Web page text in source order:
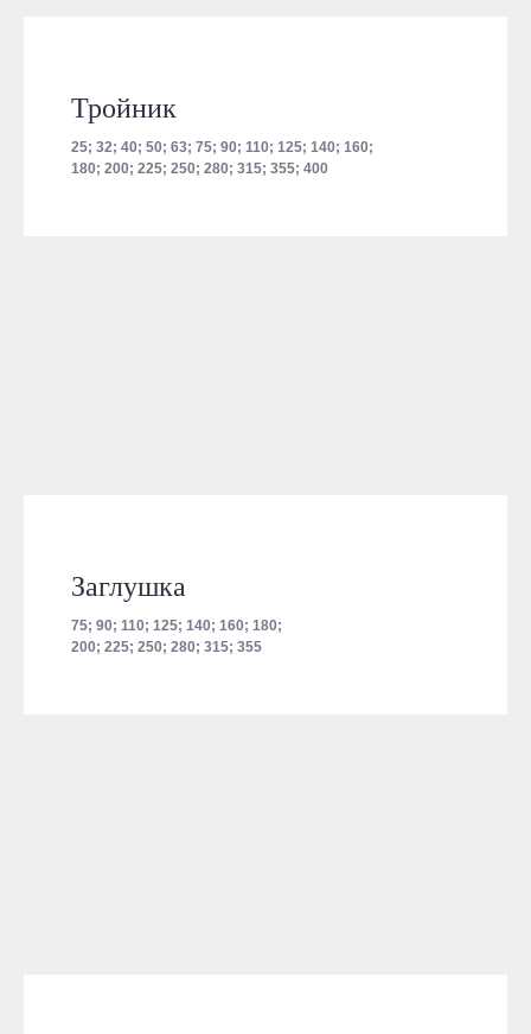
Тройник
25; 32; 40; 50; 63; 75; 90; 110; 125; 140; 160;
180; 200; 225; 250; 280; 315; 355; 400
Заглушка
75; 90; 110; 125; 140; 160; 180;
200; 225; 250; 280; 315; 355